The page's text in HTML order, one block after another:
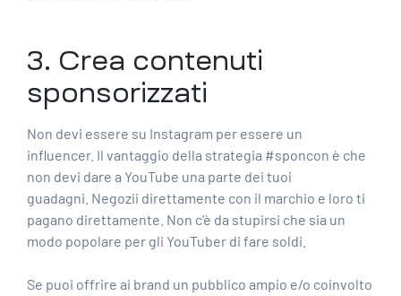
3. Crea contenuti
sponsorizzati
Non devi essere su Instagram per essere un
influencer. Il vantaggio della strategia #sponcon è che
non devi dare a YouTube una parte dei tuoi
guadagni. Negozii direttamente con il marchio e loro ti
pagano direttamente. Non c’è da stupirsi che sia un
modo popolare per gli YouTuber di fare soldi.
Se puoi offrire ai brand un pubblico ampio e/o coinvolto